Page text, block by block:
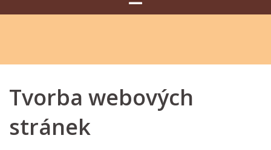
Tvorba webových
stránek